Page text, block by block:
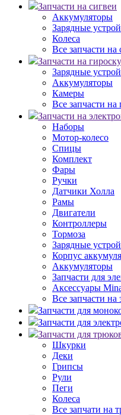
Запчасти на сигвеи
Аккумуляторы
Зарядные
Колеса
Все запчасти на
Запчасти на
Зарядные
Аккумуляторы
Камеры
Все запчасти на
Запчасти на
Наборы
Мотор-колесо
Спицы
Комплект
Фары
Ручки
Датчики Холла
Рамы
Двигатели
Контроллеры
Тормоза
Зарядные
Корпус
Аккумуляторы
Запчасти для
Аксессуары
Все запчасти на
Запчасти для
Запчасти для
Запчасти для
Шкурки
Деки
Грипсы
Рули
Пеги
Колеса
Все запчати на